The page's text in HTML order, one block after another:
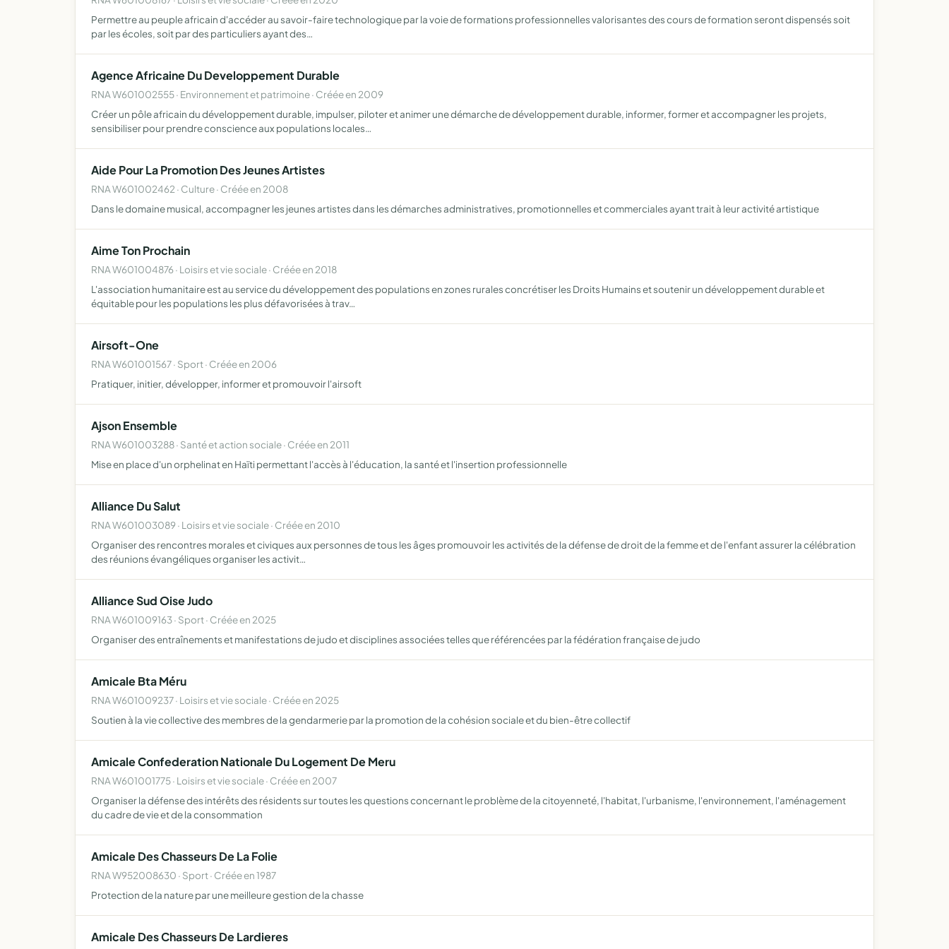
Permettre au peuple africain d'accéder au savoir-faire technologique par la voie de formations professionnelles valorisantes des cours de formation seront dispensés soit
par les écoles, soit par des particuliers ayant des…
Agence Africaine Du Developpement Durable
RNA W601002555 · Environnement et patrimoine · Créée en 2009
Créer un pôle africain du développement durable, impulser, piloter et animer une démarche de développement durable, informer, former et accompagner les projets,
sensibiliser pour prendre conscience aux populations locales…
Aide Pour La Promotion Des Jeunes Artistes
RNA W601002462 · Culture · Créée en 2008
Dans le domaine musical, accompagner les jeunes artistes dans les démarches administratives, promotionnelles et commerciales ayant trait à leur activité artistique
Aime Ton Prochain
RNA W601004876 · Loisirs et vie sociale · Créée en 2018
L'association humanitaire est au service du développement des populations en zones rurales concrétiser les Droits Humains et soutenir un développement durable et
équitable pour les populations les plus défavorisées à trav…
Airsoft-One
RNA W601001567 · Sport · Créée en 2006
Pratiquer, initier, développer, informer et promouvoir l'airsoft
Ajson Ensemble
RNA W601003288 · Santé et action sociale · Créée en 2011
Mise en place d'un orphelinat en Haïti permettant l'accès à l'éducation, la santé et l'insertion professionnelle
Alliance Du Salut
RNA W601003089 · Loisirs et vie sociale · Créée en 2010
Organiser des rencontres morales et civiques aux personnes de tous les âges promouvoir les activités de la défense de droit de la femme et de l'enfant assurer la célébration
des réunions évangéliques organiser les activit…
Alliance Sud Oise Judo
RNA W601009163 · Sport · Créée en 2025
Organiser des entraînements et manifestations de judo et disciplines associées telles que référencées par la fédération française de judo
Amicale Bta Méru
RNA W601009237 · Loisirs et vie sociale · Créée en 2025
Soutien à la vie collective des membres de la gendarmerie par la promotion de la cohésion sociale et du bien-être collectif
Amicale Confederation Nationale Du Logement De Meru
RNA W601001775 · Loisirs et vie sociale · Créée en 2007
Organiser la défense des intérêts des résidents sur toutes les questions concernant le problème de la citoyenneté, l'habitat, l'urbanisme, l'environnement, l'aménagement
du cadre de vie et de la consommation
Amicale Des Chasseurs De La Folie
RNA W952008630 · Sport · Créée en 1987
Protection de la nature par une meilleure gestion de la chasse
Amicale Des Chasseurs De Lardieres